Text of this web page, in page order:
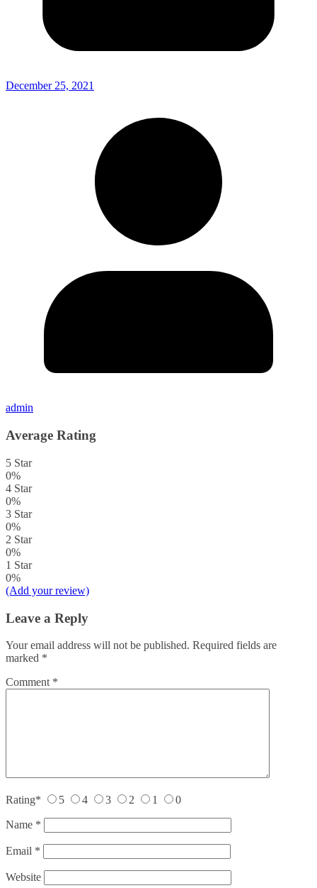
December 25, 2021
admin
Average Rating
5 Star
0%
4 Star
0%
3 Star
0%
2 Star
0%
1 Star
0%
(Add your review)
Leave a Reply
Your email address will not be published. Required fields are
marked *
Comment *
Rating* 5 4 3 2 1 0
Name *
Email *
Website